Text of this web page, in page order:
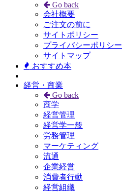
Go back
会社概要
ご注文の前に
サイトポリシー
プライバシーポリシー
サイトマップ
おすすめ本
経営・商業
Go back
商学
経営管理
経営学一般
労務管理
マーケティング
流通
企業経営
消費者行動
経営組織